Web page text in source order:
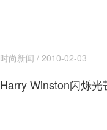
时尚新闻 / 2010-02-03
Harry Winston闪烁光